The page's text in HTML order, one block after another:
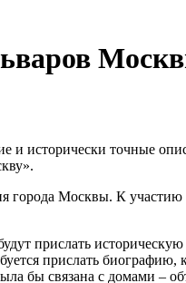
и исторически точные
города Москвы. К
прислать историческую
прислать биографию,
бы связана с домами –